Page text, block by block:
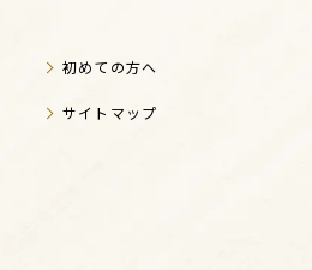
初めての方へ
サイトマップ